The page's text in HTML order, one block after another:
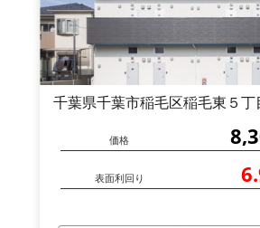
千葉県千葉市稲毛区稲毛東５丁
価格
表面利回り